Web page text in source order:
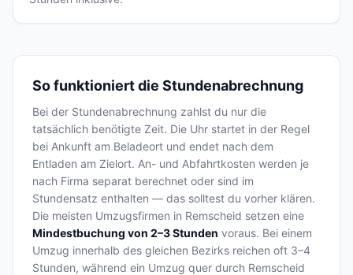
So funktioniert die Stundenabrechnung
Bei der Stundenabrechnung zahlst du nur die
tatsächlich benötigte Zeit. Die Uhr startet in der Regel
bei Ankunft am Beladeort und endet nach dem
Entladen am Zielort. An- und Abfahrtkosten werden je
nach Firma separat berechnet oder sind im
Stundensatz enthalten — das solltest du vorher klären.
Die meisten Umzugsfirmen in Remscheid setzen eine
Mindestbuchung von 2–3 Stunden voraus. Bei einem
Umzug innerhalb des gleichen Bezirks reichen oft 3–4
Stunden, während ein Umzug quer durch Remscheid